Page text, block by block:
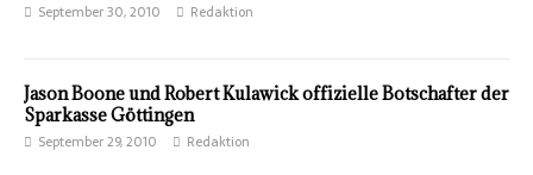
September 30, 2010 Redaktion
Jason Boone und Robert Kulawick offizielle Botschafter der
Sparkasse Göttingen
September 29, 2010 Redaktion